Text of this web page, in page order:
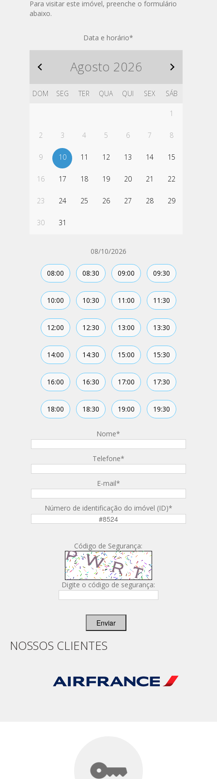
Para visitar este imóvel, preenche o formulário
abaixo.
Data e horário*
Agosto 2026
DOM SEG TER QUA QUI SEX SÁB
1
2 3 4 5 6 7 8
9 10 11 12 13 14 15
16 17 18 19 20 21 22
23 24 25 26 27 28 29
30 31
08/10/2026
08:00 08:30 09:00 09:30
10:00 10:30 11:00 11:30
12:00 12:30 13:00 13:30
14:00 14:30 15:00 15:30
16:00 16:30 17:00 17:30
18:00 18:30 19:00 19:30
Nome*
Telefone*
E-mail*
Número de identificação do imóvel (ID)*
Código de Segurança:
Digite o código de segurança:
Enviar
NOSSOS CLIENTES